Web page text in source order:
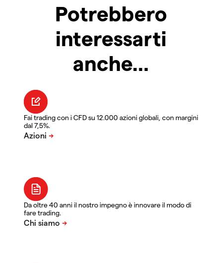
Potrebbero
interessarti
anche…
Fai trading con i CFD su 12.000 azioni globali, con margini
dal 7,5%.
Da oltre 40 anni il nostro impegno è innovare il modo di
fare trading.